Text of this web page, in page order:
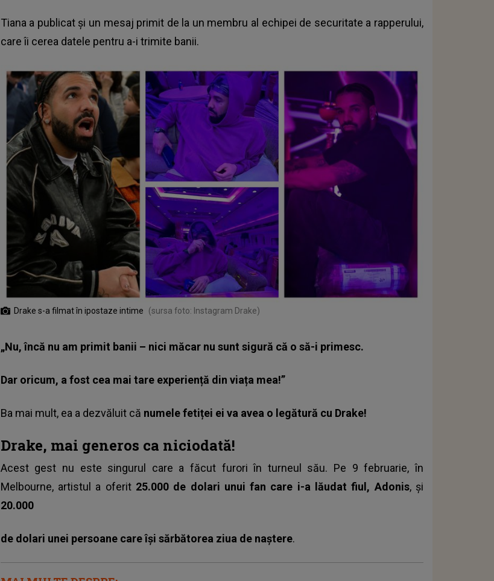
Tiana a publicat și un mesaj primit de la un membru al echipei de securitate a rapperului,
care îi cerea datele pentru a-i trimite banii.
Drake s-a filmat în ipostaze intime (sursa foto: Instagram Drake)
„Nu, încă nu am primit banii – nici măcar nu sunt sigură că o să-i primesc.
Dar oricum, a fost cea mai tare experiență din viața mea!”
Ba mai mult, ea a dezvăluit că numele fetiței ei va avea o legătură cu Drake!
Drake, mai generos ca niciodată!
Acest gest nu este singurul care a făcut furori în turneul său. Pe 9 februarie, în
Melbourne, artistul a oferit 25.000 de dolari unui fan care i-a lăudat fiul, Adonis, și
20.000
de dolari unei persoane care își sărbătorea ziua de naștere.